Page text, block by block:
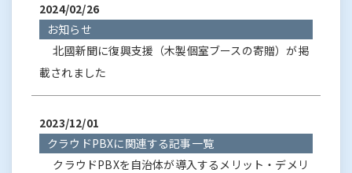
2024/02/26
お知らせ
北國新聞に復興支援（木製個室ブースの寄贈）が掲
載されました
2023/12/01
クラウドPBXに関連する記事一覧
クラウドPBXを自治体が導入するメリット・デメリ